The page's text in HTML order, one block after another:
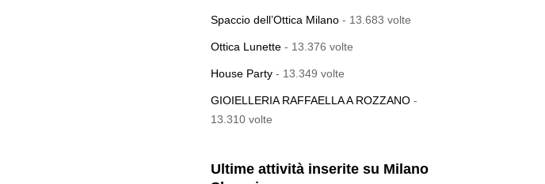
Spaccio dell’Ottica Milano - 13.683 volte
Ottica Lunette - 13.376 volte
House Party - 13.349 volte
GIOIELLERIA RAFFAELLA A ROZZANO -
13.310 volte
Ultime attività inserite su Milano